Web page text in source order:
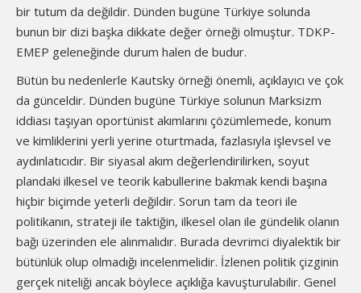
bir tutum da değildir. Dünden bugüne Türkiye solunda
bunun bir dizi başka dikkate değer örneği olmuştur. TDKP-
EMEP geleneğinde durum halen de budur.
Bütün bu nedenlerle Kautsky örneği önemli, açıklayıcı ve çok
da günceldir. Dünden bugüne Türkiye solunun Marksizm
iddiası taşıyan oportünist akımlarını çözümlemede, konum
ve kimliklerini yerli yerine oturtmada, fazlasıyla işlevsel ve
aydınlatıcıdır. Bir siyasal akım değerlendirilirken, soyut
plandaki ilkesel ve teorik kabullerine bakmak kendi başına
hiçbir biçimde yeterli değildir. Sorun tam da teori ile
politikanın, strateji ile taktiğin, ilkesel olan ile gündelik olanın
bağı üzerinden ele alınmalıdır. Burada devrimci diyalektik bir
bütünlük olup olmadığı incelenmelidir. İzlenen politik çizginin
gerçek niteliği ancak böylece açıklığa kavuşturulabilir. Genel